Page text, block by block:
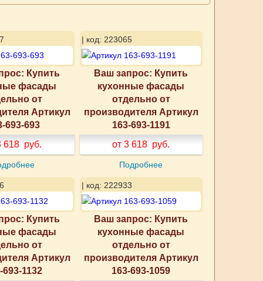
Купить
фасады
от
Артикул
693-693
618 руб.
| код: 223065
Ваш запрос: Купить
кухонные фасады
отдельно от
производителя Артикул
163-693-1191
от 3 618 руб.
Подробнее
Купить
фасады
от
Артикул
693-1132
| код: 222933
Ваш запрос: Купить
кухонные фасады
отдельно от
производителя Артикул
163-693-1059